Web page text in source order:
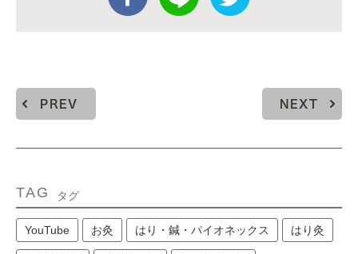
PREV NEXT
TAG タグ
YouTube お灸 はり・鍼・パイオネックス はり灸